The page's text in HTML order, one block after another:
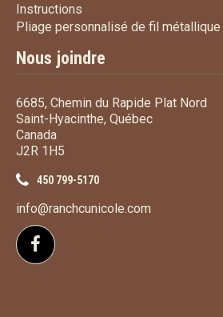
Instructions
Pliage personnalisé de fil métallique
Nous joindre
6685, Chemin du Rapide Plat Nord
Saint-Hyacinthe, Québec
Canada
J2R 1H5
450 799-5170
info@ranchcunicole.com
Suivez-nous sur Facebook